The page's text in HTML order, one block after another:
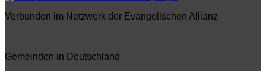
Verbunden im Netzwerk der Evangelischen Allianz
Gemeinden in Deutschland